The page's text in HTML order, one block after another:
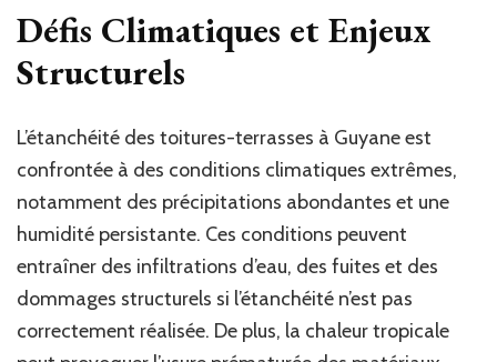
Défis Climatiques et Enjeux
Structurels
L’étanchéité des toitures-terrasses à Guyane est
confrontée à des conditions climatiques extrêmes,
notamment des précipitations abondantes et une
humidité persistante. Ces conditions peuvent
entraîner des infiltrations d’eau, des fuites et des
dommages structurels si l’étanchéité n’est pas
correctement réalisée. De plus, la chaleur tropicale